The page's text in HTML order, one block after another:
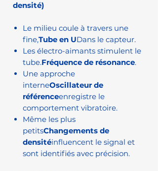
densité)
Le milieu coule à travers une
fine,Tube en UDans le capteur.
Les électro-aimants stimulent le
tube.Fréquence de résonance.
Une approche
interneOscillateur de
référenceenregistre le
comportement vibratoire.
Même les plus
petitsChangements de
densitéinfluencent le signal et
sont identifiés avec précision.